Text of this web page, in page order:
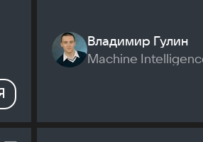
Владимир Гулин
Machine